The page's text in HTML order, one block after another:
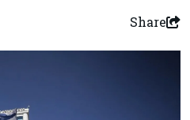
Share